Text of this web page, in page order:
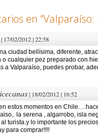
en “
| 17/02/2012 | 22:58
ciudad bellísima, diferente,
o cualquier pez preparado con
a Valparaíso, puedes probar,
| 18/02/2012 | 16:52
estos momentos en
la serena , algarrobo, isla
turista.y lo importante los
para comprar!!!!